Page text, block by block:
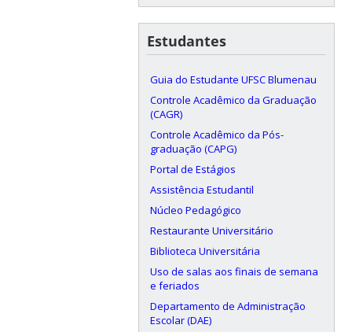
Estudantes
Guia do Estudante UFSC Blumenau
Controle Acadêmico da Graduação
(CAGR)
Controle Acadêmico da Pós-
graduação (CAPG)
Portal de Estágios
Assistência Estudantil
Núcleo Pedagógico
Restaurante Universitário
Biblioteca Universitária
Uso de salas aos finais de semana
e feriados
Departamento de Administração
Escolar (DAE)